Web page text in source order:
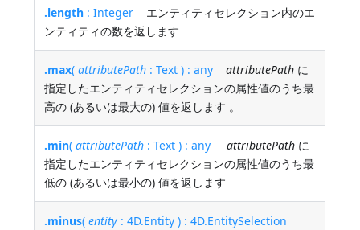
.length : Integer エンティティセレクション内のエ
ンティティの数を返します
.max(attributePath : Text ) : any attributePath に
指定したエンティティセレクションの属性値のうち最
高の (あるいは最大の) 値を返します 。
.min(attributePath : Text ) : any attributePath に
指定したエンティティセレクションの属性値のうち最
低の (あるいは最小の) 値を返します
.minus(entity : 4D.Entity ) : 4D.EntitySelection